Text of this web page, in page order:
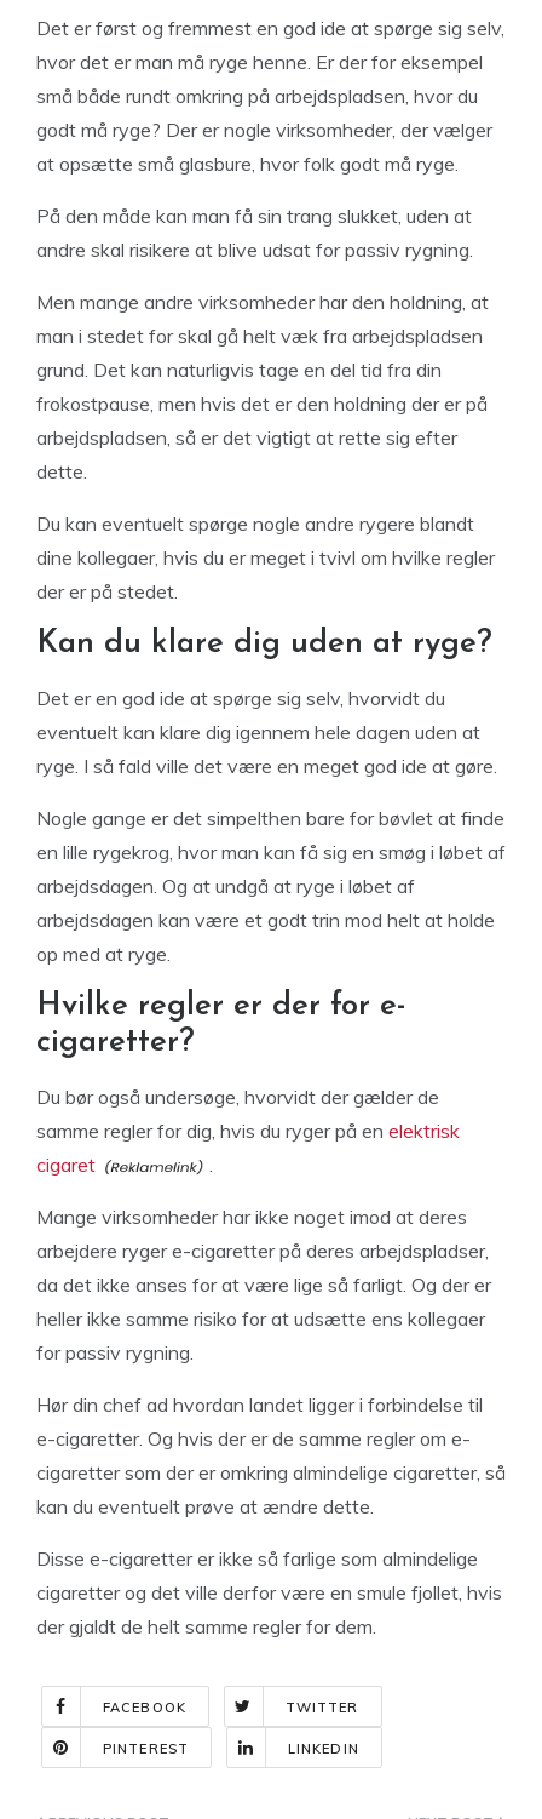
Det er først og fremmest en god ide at spørge sig selv,
hvor det er man må ryge henne. Er der for eksempel
små både rundt omkring på arbejdspladsen, hvor du
godt må ryge? Der er nogle virksomheder, der vælger
at opsætte små glasbure, hvor folk godt må ryge.
På den måde kan man få sin trang slukket, uden at
andre skal risikere at blive udsat for passiv rygning.
Men mange andre virksomheder har den holdning, at
man i stedet for skal gå helt væk fra arbejdspladsen
grund. Det kan naturligvis tage en del tid fra din
frokostpause, men hvis det er den holdning der er på
arbejdspladsen, så er det vigtigt at rette sig efter
dette.
Du kan eventuelt spørge nogle andre rygere blandt
dine kollegaer, hvis du er meget i tvivl om hvilke regler
der er på stedet.
Kan du klare dig uden at ryge?
Det er en god ide at spørge sig selv, hvorvidt du
eventuelt kan klare dig igennem hele dagen uden at
ryge. I så fald ville det være en meget god ide at gøre.
Nogle gange er det simpelthen bare for bøvlet at finde
en lille rygekrog, hvor man kan få sig en smøg i løbet af
arbejdsdagen. Og at undgå at ryge i løbet af
arbejdsdagen kan være et godt trin mod helt at holde
op med at ryge.
Hvilke regler er der for e-
cigaretter?
Du bør også undersøge, hvorvidt der gælder de
samme regler for dig, hvis du ryger på en elektrisk
cigaret
.
Mange virksomheder har ikke noget imod at deres
arbejdere ryger e-cigaretter på deres arbejdspladser,
da det ikke anses for at være lige så farligt. Og der er
heller ikke samme risiko for at udsætte ens kollegaer
for passiv rygning.
Hør din chef ad hvordan landet ligger i forbindelse til
e-cigaretter. Og hvis der er de samme regler om e-
cigaretter som der er omkring almindelige cigaretter, så
kan du eventuelt prøve at ændre dette.
Disse e-cigaretter er ikke så farlige som almindelige
cigaretter og det ville derfor være en smule fjollet, hvis
der gjaldt de helt samme regler for dem.
FACEBOOK TWITTER
PINTEREST LINKEDIN